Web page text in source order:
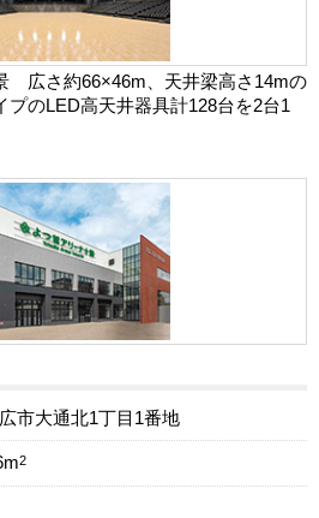
広さ約66×46m、天井梁高さ14mの
プのLED高天井器具計128台を2台1
市大通北1丁目1番地
2